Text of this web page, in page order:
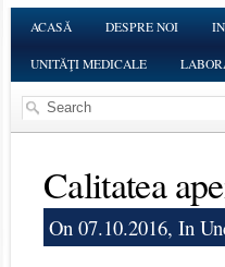
ACASĂ DESPRE NOI
UNITĂŢI MEDICALE
Calitatea
On 07.10.2016, In